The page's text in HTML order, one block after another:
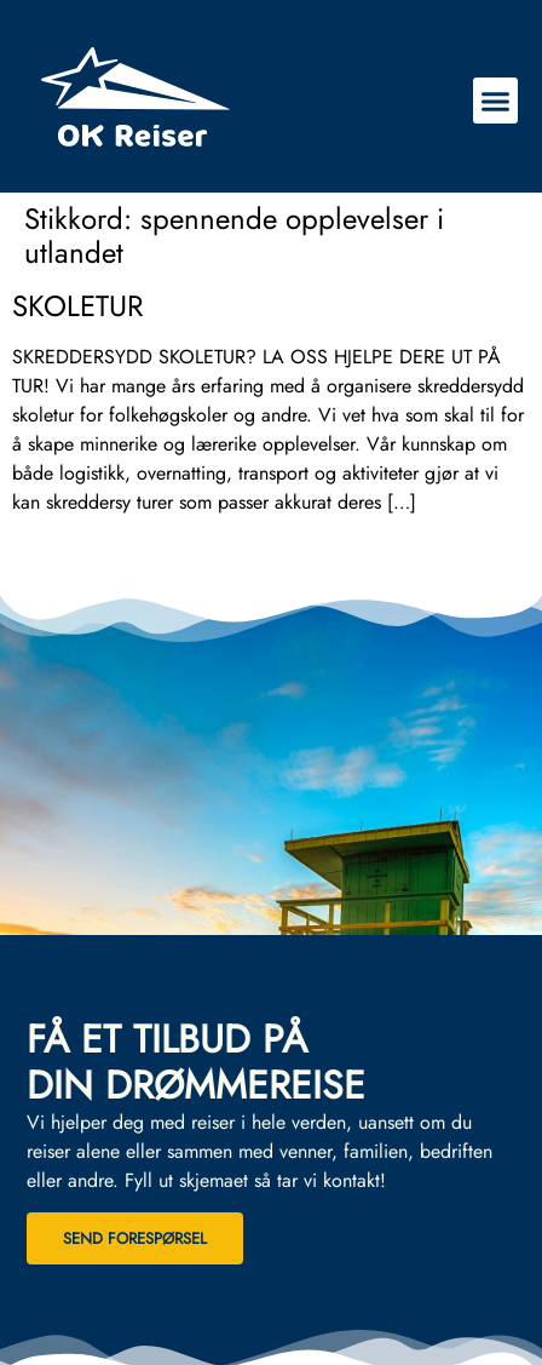
Stikkord: spennende opplevelser i
utlandet
SKOLETUR
SKREDDERSYDD SKOLETUR? LA OSS HJELPE DERE UT PÅ
TUR! Vi har mange års erfaring med å organisere skreddersydd
skoletur for folkehøgskoler og andre. Vi vet hva som skal til for
å skape minnerike og lærerike opplevelser. Vår kunnskap om
både logistikk, overnatting, transport og aktiviteter gjør at vi
kan skreddersy turer som passer akkurat deres […]
FÅ ET TILBUD PÅ
DIN DRØMMEREISE
Vi hjelper deg med reiser i hele verden, uansett om du
reiser alene eller sammen med venner, familien, bedriften
eller andre. Fyll ut skjemaet så tar vi kontakt!
SEND FORESPØRSEL